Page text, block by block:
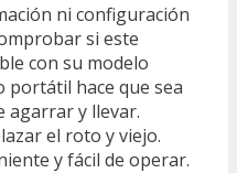
ni configuración
si este
con su modelo
portátil hace que sea
agarrar y llevar.
el roto y viejo.
y fácil de operar.